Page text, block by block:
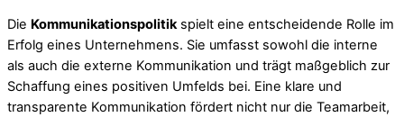
Die Kommunikationspolitikspielt eine entscheidende Rolle im
Erfolg eines Unternehmens. Sie umfasst sowohl die interne
als auch die externe Kommunikation und trägt maßgeblich zur
Schaffung eines positiven Umfelds bei. Eine klare und
transparente Kommunikation fördert nicht nur die Teamarbeit,